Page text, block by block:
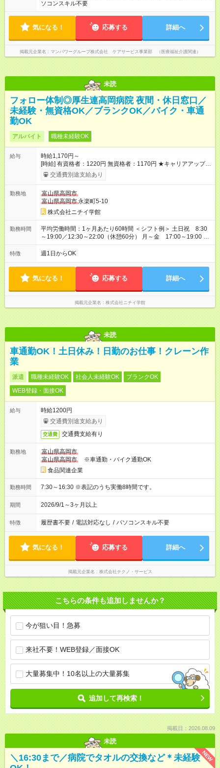
ソコンスキル不要
気になる！ 応募する 詳細へ
掲載元企業名 マンパワーグループ株式会社 ケアサービス事業部 （医療福祉介護関連）
未読
フォロー体制◎厚生連高岡病院 夜間・休日窓口／
未経験・無資格OK／ブランクOK／バイク・車通
勤OK
アルバイト 職種未経験OK
給与
時給1,170円～
[時給] 有資格者：1220円 無資格者：1170円 ★キャリアアップ制
度あり 進級により給与がアップします！ 【試用期間】試用期間
あり 試用期間の長さ：3ヶ月 雇用形態、給与は本採用時と同じ
交通費別途支給あり
勤務地
富山県高岡市
富山県高岡市永楽町5-10
株式会社ニチイ学館
勤務時間
平均労働時間：1ヶ月あたり60時間 ＜シフト例＞ 土日祝 8:30
～19:00／12:30～22:00（休憩60分） 月～金 17:00～19:00 月
～金 17:00～22:00 ※働き方・時間帯は応相談 平均労働時間：
1ヶ月あたり60時間 ＜シフト例＞ 土日祝 8:30～19:00／12:30
22:00 ※働き方・時間帯は応相談
特徴 週1日からOK
気になる！ 応募する 詳細へ
掲載元企業名 株式会社ニチイ学館
未読
車通勤OK！土日休み！日勤のお仕事！クレーン作
業
派遣 職種未経験OK 社会人未経験OK
ブランクOK
WEB登録・面接OK
給与
時給1200円
交通費別途支給あり
交通費 交通費支給有り
勤務地
富山県高岡市
富山県高岡市
※車通勤・バイク通勤OK
食品関連企業
勤務時間 7:30～16:30 ※表記のうち実働8時間です。
期間 2026/9/1～3ヶ月以上
特徴 履歴書不要 / 電話対応なし / パソコンスキル不要
気になる！ 応募する 詳細へ
掲載元企業名 株式会社テクノ・サービス
こちらの条件も追加しませんか？
今が狙い目！急募
来社不要！WEB登録／面接OK
大量募集中！10名以上の大量募集
追加して再検索！
掲載日：2026.08.09
未読
NEW
＼16:30まで／病院でタオルの交換など＊未経験